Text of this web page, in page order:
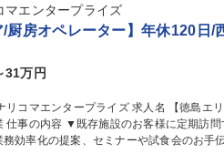
マエンタープライズ
/厨房オペレーター】年休120日
31万円
名 【徳島エリア/厨房オペレーター】年休120日/西日本業界TOP
厨房
化の提案、セミナーや試食会のお手伝いをしていただ
に入って、商品の取扱いなどレクチャーし